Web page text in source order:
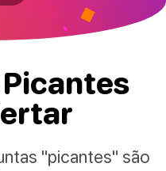
"picantes" são